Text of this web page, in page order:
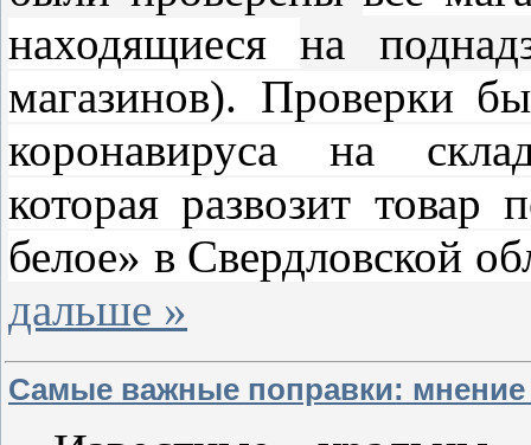
находящиесяна
магазинов). Проверки
коронавируса на
которая развозит
белое» в Свердловской
дальше »
Самые важные поправки: мнение